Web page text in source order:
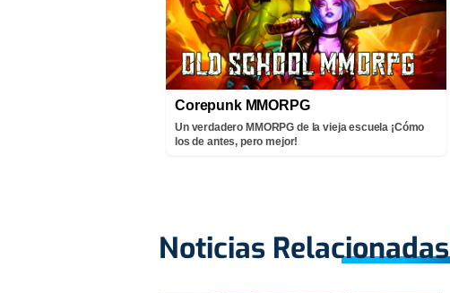
Corepunk MMORPG
Un verdadero MMORPG de la vieja escuela ¡Cómo
los de antes, pero mejor!
Noticias Relacionadas